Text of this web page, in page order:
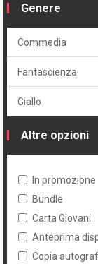
Volume unico
Genere
Commedia
Fantascienza
Giallo
Altre opzioni
In promozione
Bundle
Carta Giovani
Anteprima
Copia